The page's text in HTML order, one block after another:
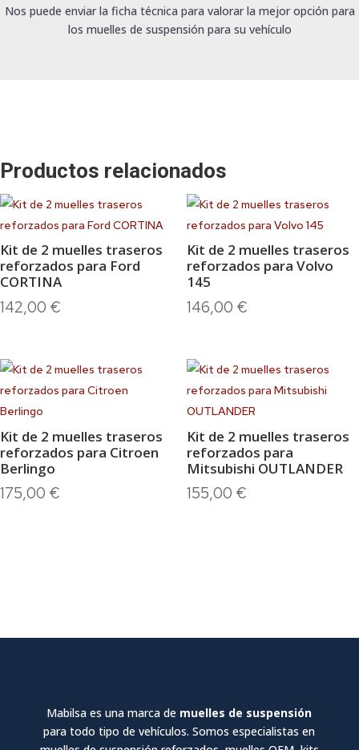
Nos puede enviar la ficha técnica para valorar la mejor opción para
los muelles de suspensión para su vehículo
Productos relacionados
Kit de 2 muelles traseros
reforzados para Ford
CORTINA
142,00 €
Kit de 2 muelles traseros
reforzados para Volvo
145
146,00 €
Kit de 2 muelles traseros
reforzados para Citroen
Berlingo
175,00 €
Kit de 2 muelles traseros
reforzados para
Mitsubishi OUTLANDER
155,00 €
Mabilsa es una marca de muelles de suspensión
para todo tipo de vehículos. Somos especialistas en